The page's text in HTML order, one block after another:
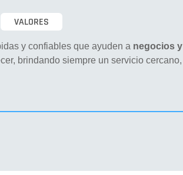
VALORES
y confiables que ayuden a negocios y
brindando siempre un servicio cercano,